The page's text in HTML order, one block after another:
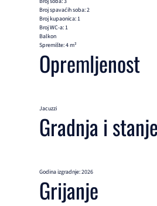
Broj spavaćih soba: 2
Broj kupaonica: 1
Broj WC-a: 1
Balkon
Spremište: 4 m²
Opremljenost
Jacuzzi
Gradnja i stanje
Godina izgradnje: 2026
Grijanje